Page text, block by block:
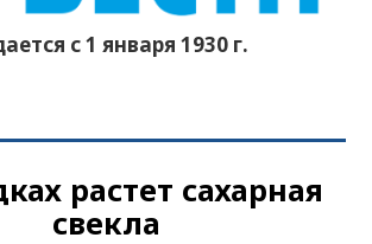
с 1 января 1930 г.
растет сахарная
свекла